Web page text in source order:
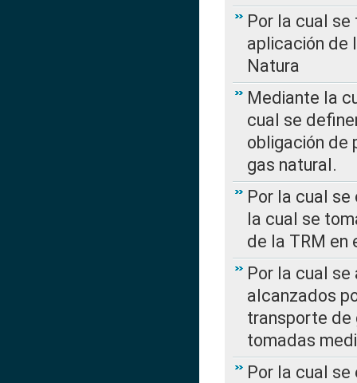
Por la cual
aplicación de
Natura
Mediante la
cual se
obligación de
gas natural.
Por la cual se
la cual se
de la TRM en
Por la cual
alcanzados
transporte de
tomadas
Por la cual